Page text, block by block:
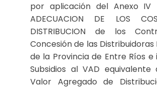
por aplicación del Anexo IV
ADECUACION DE LOS
DISTRIBUCION de los
Concesión de las Distribuidoras
de la Provincia de Entre Ríos
Subsidios al VAD equivalente
Valor Agregado de